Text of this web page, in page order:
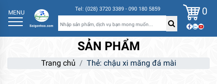
MENU Tel: (028) 3720 3389 - 090 180 5859 0
SẢN PHẨM
Trang chủ Thẻ: chậu xi măng đá mài